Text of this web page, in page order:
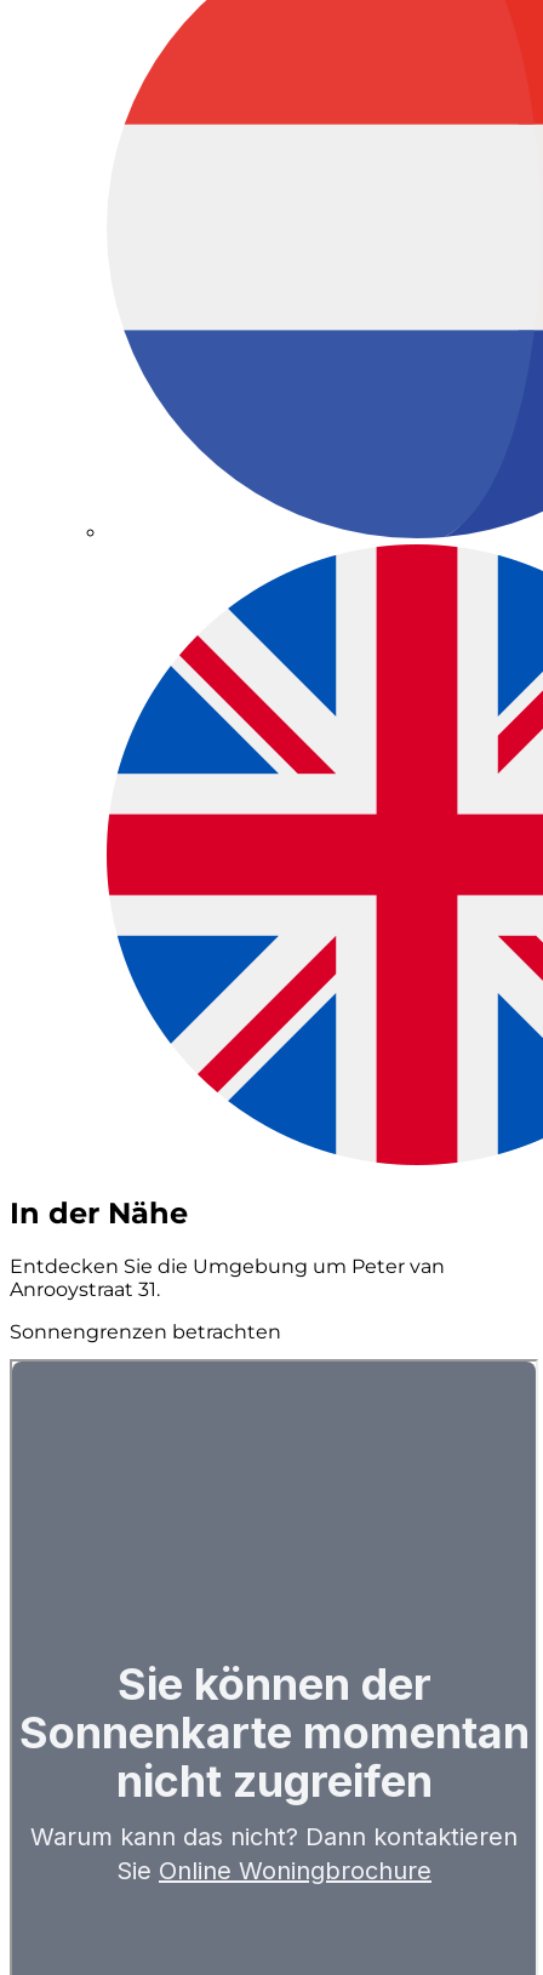
In der Nähe
Entdecken Sie die Umgebung um Peter van
Anrooystraat 31.
Sonnengrenzen betrachten